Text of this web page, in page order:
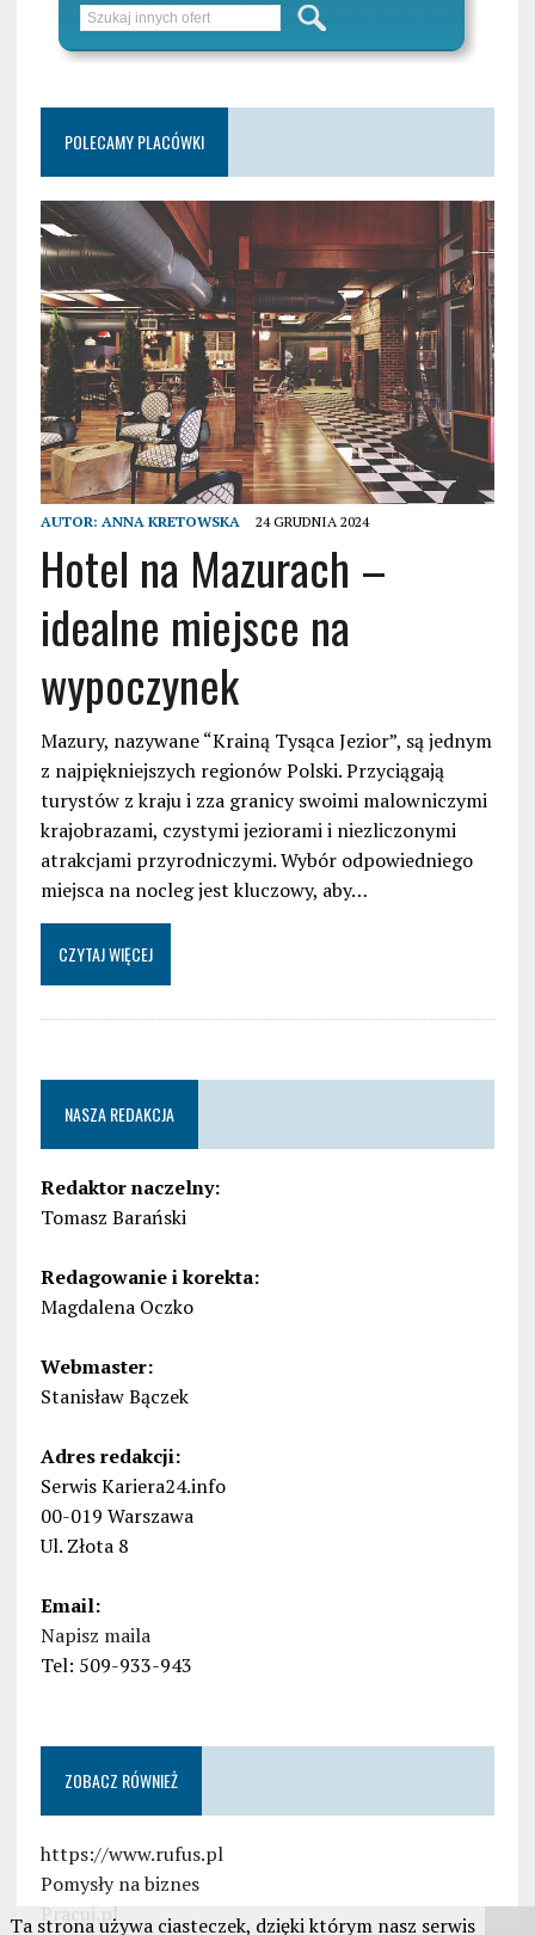
POLECAMY PLACÓWKI
AUTOR: ANNA KRETOWSKA 24 GRUDNIA 2024
Hotel na Mazurach –
idealne miejsce na
wypoczynek
Mazury, nazywane “Krainą Tysąca Jezior”, są jednym
z najpiękniejszych regionów Polski. Przyciągają
turystów z kraju i zza granicy swoimi malowniczymi
krajobrazami, czystymi jeziorami i niezliczonymi
atrakcjami przyrodniczymi. Wybór odpowiedniego
miejsca na nocleg jest kluczowy, aby…
CZYTAJ WIĘCEJ
NASZA REDAKCJA
Redaktor naczelny:
Tomasz Barański
Redagowanie i korekta:
Magdalena Oczko
Webmaster:
Stanisław Bączek
Adres redakcji:
Serwis Kariera24.info
00-019 Warszawa
Ul. Złota 8
Email:
Napisz maila
Tel: 509-933-943
ZOBACZ RÓWNIEŻ
https://www.rufus.pl
Pomysły na biznes
Pracuj.pl
Ta strona używa ciasteczek, dzięki którym nasz serwis